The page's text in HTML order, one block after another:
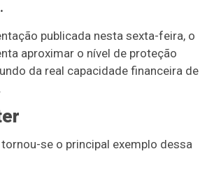
publicada nesta sexta-feira, o
aproximar o nível de proteção
da real capacidade financeira de
se o principal exemplo dessa